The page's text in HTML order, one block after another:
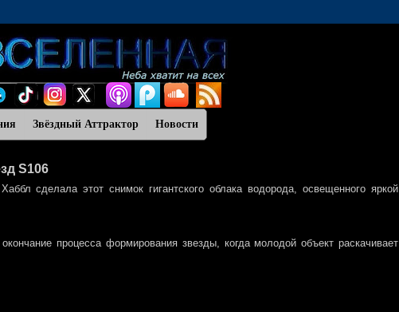
Звёздный Аттрактор Новости
S106
сделала этот снимок гигантского облака водорода, освещенного яркой
процесса формирования звезды, когда молодой объект раскачивает